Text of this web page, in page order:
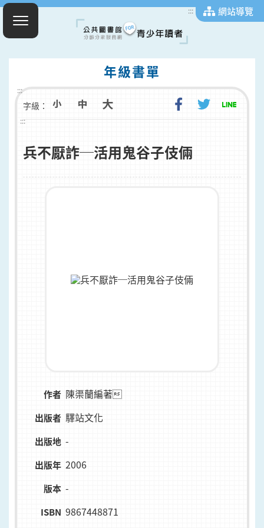
::: 網站導覽
年級書單
:::
字級：
:::
兵不厭詐─活用鬼谷子伎倆
作者 陳渠蘭編著
出版者 驛站文化
出版地 -
出版年 2006
版本 -
ISBN 9867448871